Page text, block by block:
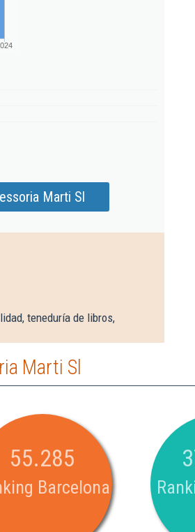
Marti Sl
teneduría de libros,
Marti Sl
55.285
Barcelona